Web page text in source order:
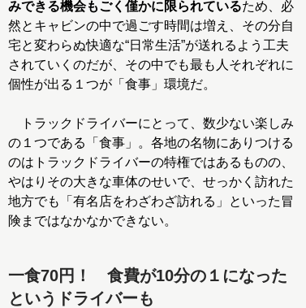
みできる機会もごく僅かに限られているため、必
然とキャビンの中で過ごす時間は増え、その分自
宅と変わらぬ快適な“日常生活”が送れるよう工夫
されていくのだが、その中でも最も人それぞれに
個性が出る１つが「食事」環境だ。
トラックドライバーにとって、数少ない楽しみ
の１つである「食事」。各地の名物にありつける
のはトラックドライバーの特権ではあるものの、
やはりその大きな車体のせいで、せっかく訪れた
地方でも「有名店をわざわざ訪れる」といった冒
険まではなかなかできない。
一食70円！ 食費が10分の１になった
というドライバーも